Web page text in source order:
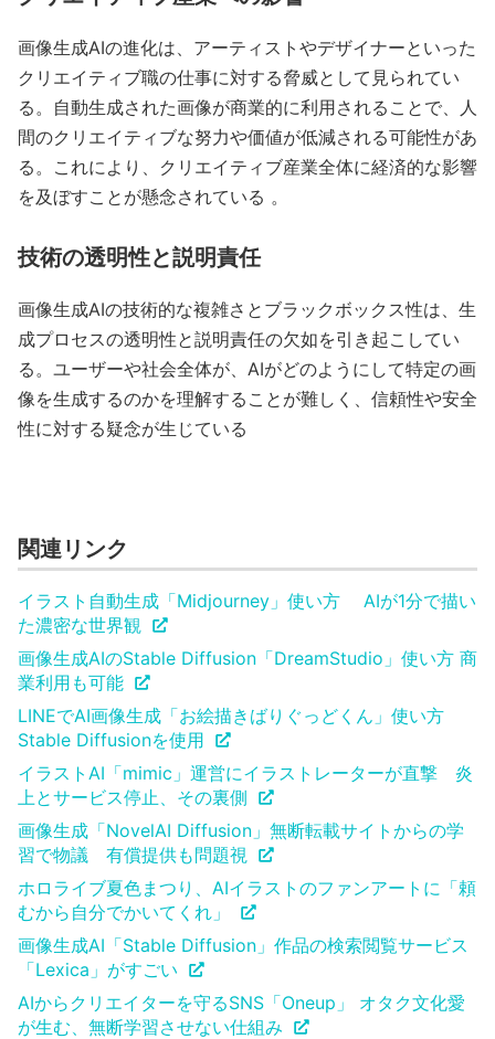
画像生成AIの進化は、アーティストやデザイナーといった
クリエイティブ職の仕事に対する脅威として見られてい
る。自動生成された画像が商業的に利用されることで、人
間のクリエイティブな努力や価値が低減される可能性があ
る。これにより、クリエイティブ産業全体に経済的な影響
を及ぼすことが懸念されている 。
技術の透明性と説明責任
画像生成AIの技術的な複雑さとブラックボックス性は、生
成プロセスの透明性と説明責任の欠如を引き起こしてい
る。ユーザーや社会全体が、AIがどのようにして特定の画
像を生成するのかを理解することが難しく、信頼性や安全
性に対する疑念が生じている
関連リンク
イラスト自動生成「Midjourney」使い方 AIが1分で描い
た濃密な世界観
画像生成AIのStable Diffusion「DreamStudio」使い方 商
業利用も可能
LINEでAI画像生成「お絵描きばりぐっどくん」使い方
Stable Diffusionを使用
イラストAI「mimic」運営にイラストレーターが直撃 炎
上とサービス停止、その裏側
画像生成「NovelAI Diffusion」無断転載サイトからの学
習で物議 有償提供も問題視
ホロライブ夏色まつり、AIイラストのファンアートに「頼
むから自分でかいてくれ」
画像生成AI「Stable Diffusion」作品の検索閲覧サービス
「Lexica」がすごい
AIからクリエイターを守るSNS「Oneup」 オタク文化愛
が生む、無断学習させない仕組み